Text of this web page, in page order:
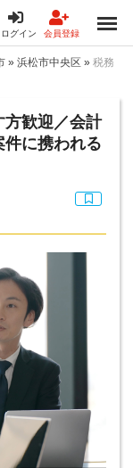
ログイン 会員登録
» 浜松市中央区 » 税務
方歓迎／会計
に携われる